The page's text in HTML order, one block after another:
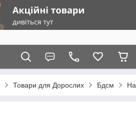
Товари для Дорослих Бдсм